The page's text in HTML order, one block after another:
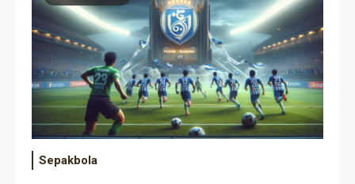
Event Besar
Sepakbola